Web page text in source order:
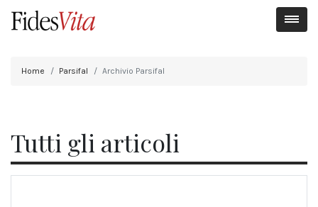
Home Parsifal Archivio Parsifal
Tutti gli articoli